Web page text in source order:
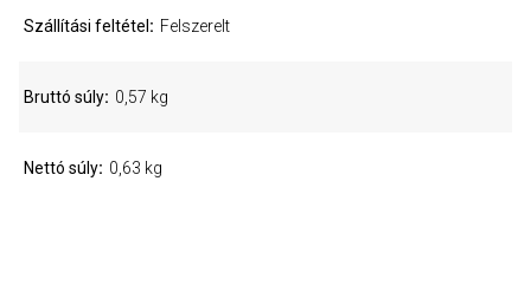
Szállítási feltétel Felszerelt
Bruttó súly 0,57 kg
Nettó súly 0,63 kg